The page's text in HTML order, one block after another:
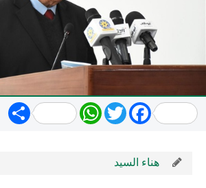
Share WhatsApp
TwitterFacebook
هناء السيد